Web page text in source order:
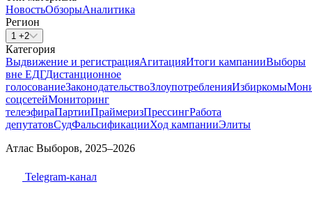
НовостьОбзорыАналитика
Регион
1 +2
Категория
Выдвижение и регистрацияАгитацияИтоги кампанииВыборы
вне ЕДГДистанционное
голосованиеЗаконодательствоЗлоупотребленияИзбиркомы
соцсетейМониторинг
телеэфираПартииПраймеризПрессингРабота
депутатовСудФальсификацииХод кампанииЭлиты
Атлас Выборов, 2025–2026
Telegram-канал